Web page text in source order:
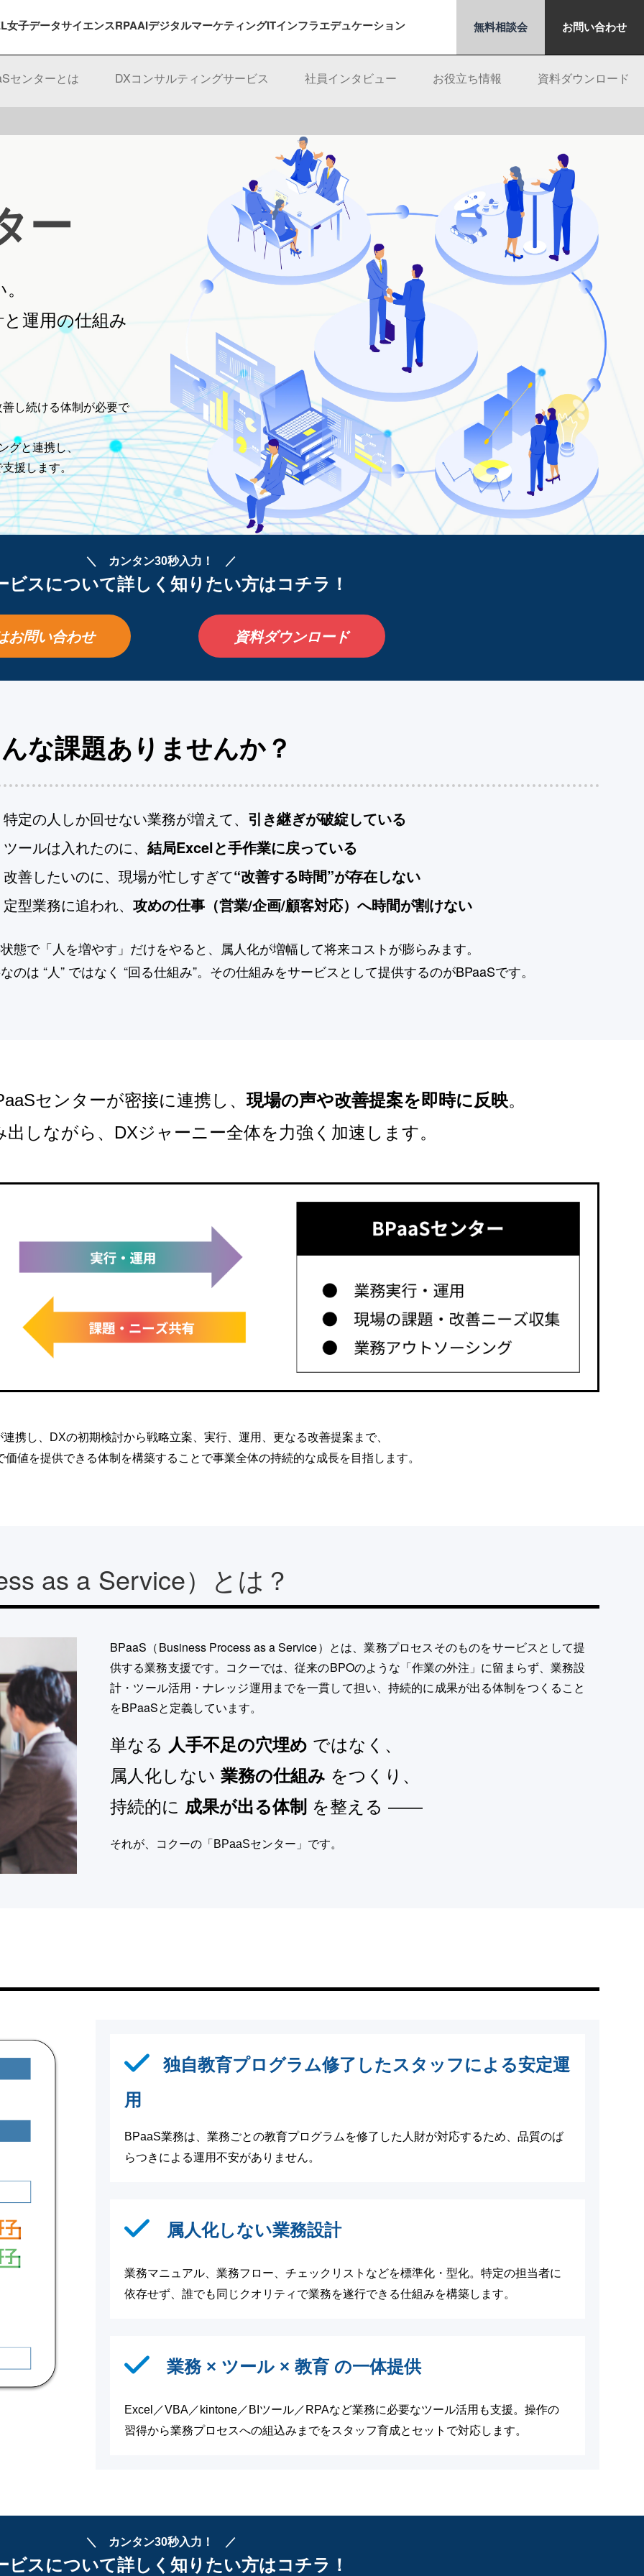
女子データサイエンスRPAAIデジタルマーケティングITインフラエデュケーション 無料相談会 お問い合わせ
センターとは DXコンサルティングサービス 社員インタビュー お役立ち情報 資料ダウンロード
ー
運用の仕組み
し続ける体制が必要で
グと連携し、
援します。
＼ カンタン30秒入力！ ／
ビスについて詳しく知りたい方はコチラ！
お問い合わせ 資料ダウンロード
な課題ありませんか？
特定の人しか回せない業務が増えて、 引き継ぎが破綻している
ツールは入れたのに、結局Excelと手作業に戻っている
改善したいのに、現場が忙しすぎて“改善する時間”が存在しない
定型業務に追われ、攻めの仕事（営業/企画/顧客対応）へ時間が割けない
態で「人を増やす」だけをやると、属人化が増幅して将来コストが膨らみます。
のは “人” ではなく “回る仕組み”。その仕組みをサービスとして提供するのがBPaaSです。
センターが密接に連携し、現場の声や改善提案を即時に反映。
しながら、DXジャーニー全体を力強く加速します。
携し、DXの初期検討から戦略立案、実行、運用、更なる改善提案まで、
価値を提供できる体制を構築することで事業全体の持続的な成長を目指します。
as a Service）とは？
BPaaS（Business Process as a Service）とは、業務プロセスそのものをサービスとして提
供する業務支援です。コクーでは、従来のBPOのような「作業の外注」に留まらず、業務設
計・ツール活用・ナレッジ運用までを一貫して担い、持続的に成果が出る体制をつくること
をBPaaSと定義しています。
単なる 人手不足の穴埋め ではなく、
属人化しない業務の仕組み をつくり、
持続的に 成果が出る体制 を整える ——
それが、コクーの「BPaaSセンター」です。
独自教育プログラム修了したスタッフによる安定運
用
BPaaS業務は、業務ごとの教育プログラムを修了した人財が対応するため、品質のば
らつきによる運用不安がありません。
属人化しない業務設計
業務マニュアル、業務フロー、チェックリストなどを標準化・型化。特定の担当者に
依存せず、誰でも同じクオリティで業務を遂行できる仕組みを構築します。
業務 × ツール × 教育 の一体提供
Excel／VBA／kintone／BIツール／RPAなど業務に必要なツール活用も支援。操作の
習得から業務プロセスへの組込みまでをスタッフ育成とセットで対応します。
＼ カンタン30秒入力！ ／
ビスについて詳しく知りたい方はコチラ！